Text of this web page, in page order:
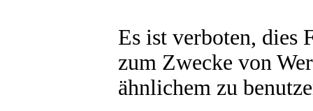
Es ist verboten, dies
zum Zwecke von
ähnlichem zu